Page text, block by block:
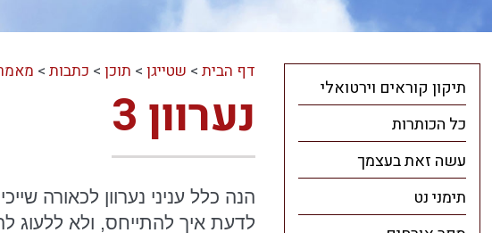
דף הבית> שטייגן> תוכן> כתבות>
נערוון 3
הנה כלל עניני נערוון לכאורה
לדעת איך להתייחס, ולא ללעוג
תיקון קוראים וירטואלי
כל הכותרות
עשה זאת בעצמך
תימני נט